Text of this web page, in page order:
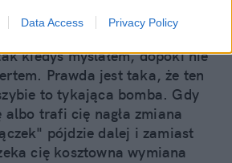
Data Access Privacy Policy
tylko mała kropka na szkle? "E
kiedyś myślałem, dopóki nie
Prawda jest taka, że ten
to tykająca bomba. Gdy
albo trafi cię nagła zmiana
pójdzie dalej i zamiast
cię kosztowna wymiana